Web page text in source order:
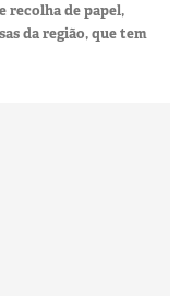
recolha de papel,
da região, que tem